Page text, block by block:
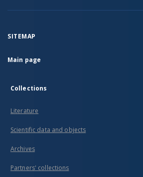
SITEMAP
Main page
Collections
Literature
Scientific data and objects
Archives
Partners' collections